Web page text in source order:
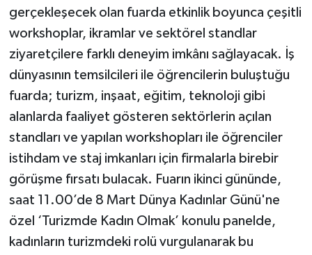
gerçekleşecek olan fuarda etkinlik boyunca çeşitli
workshoplar, ikramlar ve sektörel standlar
ziyaretçilere farklı deneyim imkânı sağlayacak. İş
dünyasının temsilcileri ile öğrencilerin buluştuğu
fuarda; turizm, inşaat, eğitim, teknoloji gibi
alanlarda faaliyet gösteren sektörlerin açılan
standları ve yapılan workshopları ile öğrenciler
istihdam ve staj imkanları için firmalarla birebir
görüşme fırsatı bulacak. Fuarın ikinci gününde,
saat 11.00’de 8 Mart Dünya Kadınlar Günü'ne
özel ‘Turizmde Kadın Olmak’ konulu panelde,
kadınların turizmdeki rolü vurgulanarak bu